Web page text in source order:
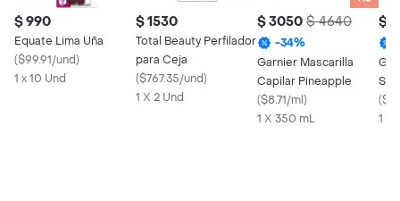
$ 990
Equate Lima Uña
($99.91/und)
1 x 10 Und
$ 1530
Total Beauty Perfilador
para Ceja
($767.35/und)
1 X 2 Und
$ 3050 $ 4640
-34%
Garnier Mascarilla
Capilar Pineapple
($8.71/ml)
1 X 350 mL
$
(
1 X